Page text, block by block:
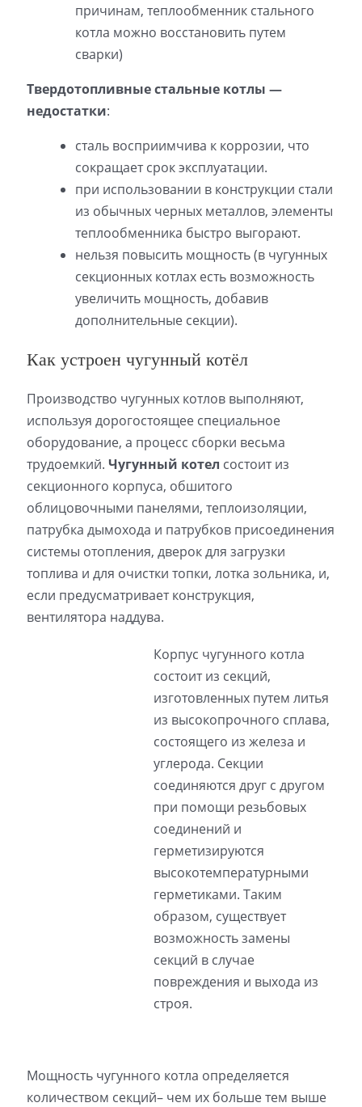
причинам, теплообменник стального
котла можно восстановить путем
сварки)
Твердотопливные стальные котлы —
недостатки:
сталь восприимчива к коррозии, что
сокращает срок эксплуатации.
при использовании в конструкции стали
из обычных черных металлов, элементы
теплообменника быстро выгорают.
нельзя повысить мощность (в чугунных
секционных котлах есть возможность
увеличить мощность, добавив
дополнительные секции).
Как устроен чугунный котёл
Производство чугунных котлов выполняют,
используя дорогостоящее специальное
оборудование, а процесс сборки весьма
трудоемкий. Чугунный котел состоит из
секционного корпуса, обшитого
облицовочными панелями, теплоизоляции,
патрубка дымохода и патрубков присоединения
системы отопления, дверок для загрузки
топлива и для очистки топки, лотка зольника, и,
если предусматривает конструкция,
вентилятора наддува.
Корпус чугунного котла
состоит из секций,
изготовленных путем литья
из высокопрочного сплава,
состоящего из железа и
углерода. Секции
соединяются друг с другом
при помощи резьбовых
соединений и
герметизируются
высокотемпературными
герметиками. Таким
образом, существует
возможность замены
секций в случае
повреждения и выхода из
строя.
Мощность чугунного котла определяется
количеством секций– чем их больше тем выше